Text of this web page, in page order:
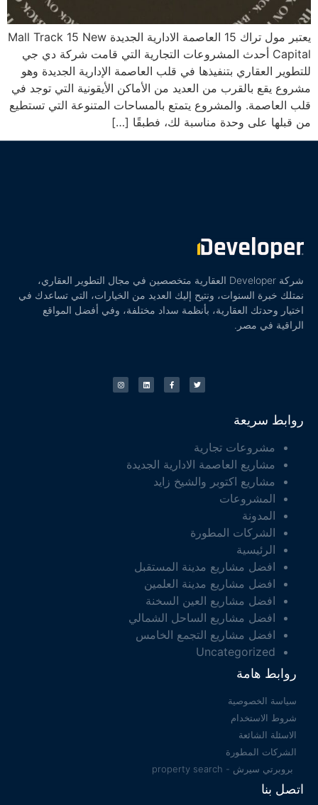
يعتبر مول تراك 15 العاصمة الادارية الجديدة Mall Track 15 New
Capital أحدث المشروعات التجارية التي قامت شركة دي جي
للتطوير العقاري بتنفيذها في قلب العاصمة الإدارية الجديدة وهو
مشروع يقع بالقرب من العديد من الأماكن الأيقونية التي توجد في
قلب العاصمة. والمشروع يتمتع بالمساحات المتنوعة التي تستطيع
من قبلها على وحدة مناسبة لك، فطبقًا […]
شركة Developer العقارية متخصصين في مجال التطوير العقاري،
نمتلك خبرة السنوات، ونتيح إليك العديد من الخيارات، التي تساعدك في
اختيار وحدتك العقارية، بأنظمة سداد مختلفة، وفي أفضل المواقع
الراقية في مصر.
روابط سريعة
مشروعات تجارية
مشاريع العاصمة الادارية الجديدة
مشاريع اكتوبر والشيخ زايد
المشروعات
المدونة
الشركات المطورة
الرئيسية
افضل مشاريع مدينة المستقبل
افضل مشاريع مدينة العلمين
افضل مشاريع العين السخنة
افضل مشاريع الساحل الشمالي
افضل مشاريع التجمع الخامس
Uncategorized
روابط هامة
سياسة الخصوصية
شروط الاستخدام
الاسئلة الشائعة
الشركات المطورة
بروبرتي سيرش - property search
اتصل بنا